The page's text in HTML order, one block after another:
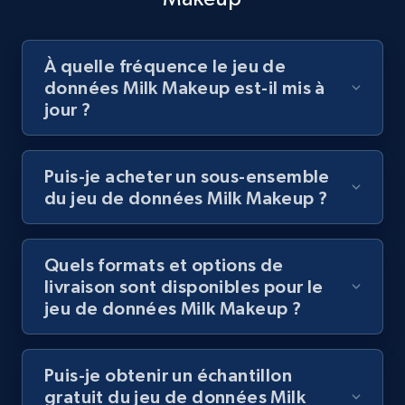
À quelle fréquence le jeu de
données Milk Makeup est-il mis à
jour ?
Puis-je acheter un sous-ensemble
du jeu de données Milk Makeup ?
Quels formats et options de
livraison sont disponibles pour le
jeu de données Milk Makeup ?
Puis-je obtenir un échantillon
gratuit du jeu de données Milk